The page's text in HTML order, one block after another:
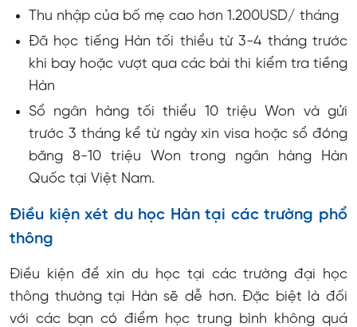
Thu nhập của bố mẹ cao hơn 1.200USD/ tháng
Đã học tiếng Hàn tối thiểu từ 3-4 tháng trước
khi bay hoặc vượt qua các bài thi kiểm tra tiềng
Hàn
Sổ ngân hàng tối thiểu 10 triệu Won và gửi
trước 3 tháng kể từ ngày xin visa hoặc sổ đóng
băng 8-10 triệu Won trong ngân hàng Hàn
Quốc tại Việt Nam.
Điều kiện xét du học Hàn tại các trường phổ
thông
Điều kiện để xin du học tại các trường đại học
thông thường tại Hàn sẽ dễ hơn. Đặc biệt là đối
với các bạn có điểm học trung bình không quá